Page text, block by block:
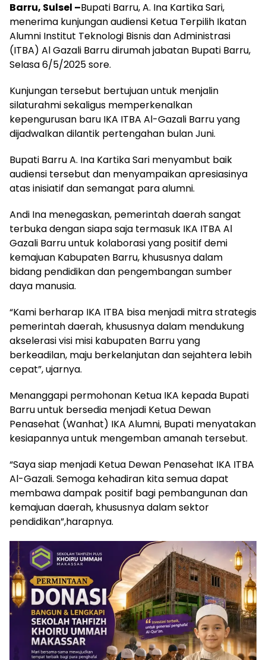
Barru, Sulsel –Bupati Barru, A. Ina Kartika Sari,
menerima kunjungan audiensi Ketua Terpilih Ikatan
Alumni Institut Teknologi Bisnis dan Administrasi
(ITBA) Al Gazali Barru dirumah jabatan Bupati Barru,
Selasa 6/5/2025 sore.
Kunjungan tersebut bertujuan untuk menjalin
silaturahmi sekaligus memperkenalkan
kepengurusan baru IKA ITBA Al-Gazali Barru yang
dijadwalkan dilantik pertengahan bulan Juni.
Bupati Barru A. Ina Kartika Sari menyambut baik
audiensi tersebut dan menyampaikan apresiasinya
atas inisiatif dan semangat para alumni.
Andi Ina menegaskan, pemerintah daerah sangat
terbuka dengan siapa saja termasuk IKA ITBA Al
Gazali Barru untuk kolaborasi yang positif demi
kemajuan Kabupaten Barru, khususnya dalam
bidang pendidikan dan pengembangan sumber
daya manusia.
“Kami berharap IKA ITBA bisa menjadi mitra strategis
pemerintah daerah, khususnya dalam mendukung
akselerasi visi misi kabupaten Barru yang
berkeadilan, maju berkelanjutan dan sejahtera lebih
cepat”, ujarnya.
Menanggapi permohonan Ketua IKA kepada Bupati
Barru untuk bersedia menjadi Ketua Dewan
Penasehat (Wanhat) IKA Alumni, Bupati menyatakan
kesiapannya untuk mengemban amanah tersebut.
“Saya siap menjadi Ketua Dewan Penasehat IKA ITBA
Al-Gazali. Semoga kehadiran kita semua dapat
membawa dampak positif bagi pembangunan dan
kemajuan daerah, khususnya dalam sektor
pendidikan”,harapnya.